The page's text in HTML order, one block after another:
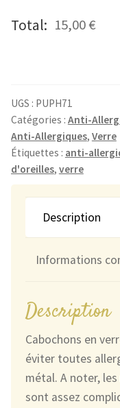
Total: 15,00 €
et
UGS : PUPH71
Catégories : Anti-
Anti-Allergiques, Verre
Étiquettes : anti-
d'oreilles, verre
Description
Informations
Description
Cabochons en
éviter toutes
métal. A noter,
sont assez